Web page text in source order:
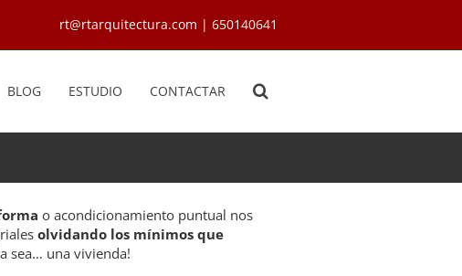
rt@rtarquitectura.com | 650140641
BLOG ESTUDIO CONTACTAR
o acondicionamiento puntual nos
olvidando los mínimos que
sea… una vivienda!